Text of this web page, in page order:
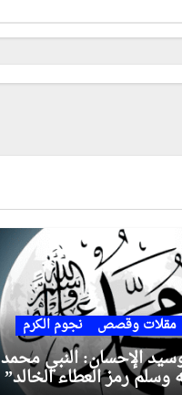
مقلات وقصص نجوم الكرم
الإحسان: النبي محمد
وسلم رمز العطاء الخالد”